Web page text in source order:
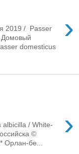
›
2019 / Passer
domesticus
›
/ White-
©
* Орлан-бе...